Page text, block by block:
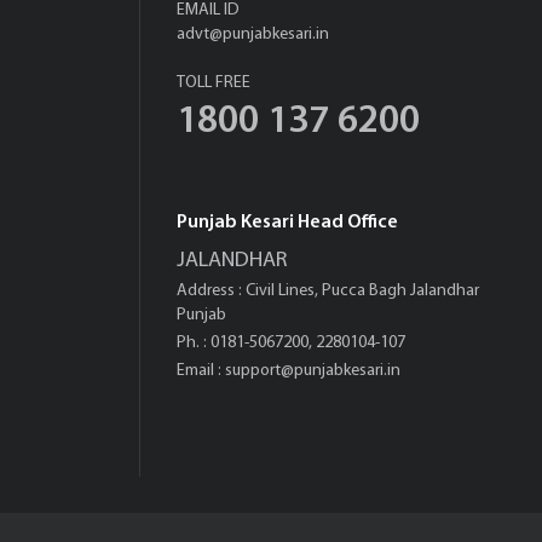
EMAIL ID
advt@punjabkesari.in
TOLL FREE
1800 137 6200
Punjab Kesari Head Office
JALANDHAR
Address : Civil Lines, Pucca Bagh Jalandhar
Punjab
Ph. : 0181-5067200, 2280104-107
Email : support@punjabkesari.in